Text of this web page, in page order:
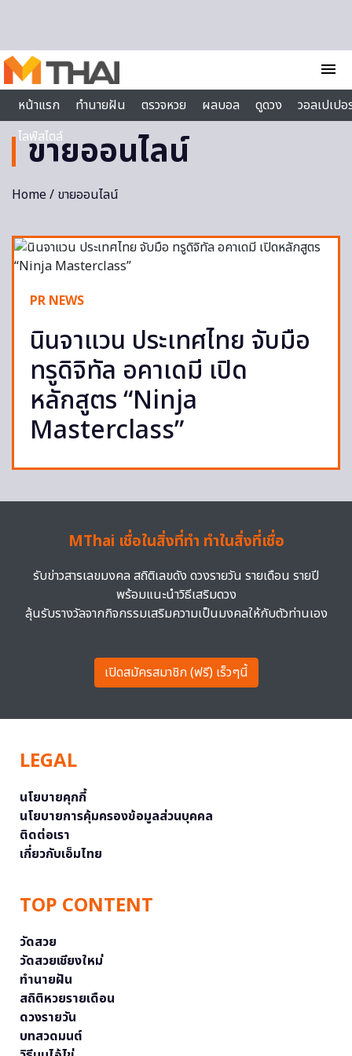
menu
หน้าแรก
ทำนายฝัน ตรวจหวย ผลบอล ดูดวง
วอลเปเป
ไลฟ์สไตล์
ขายออนไลน์
Home/ ขายออนไลน์
PR NEWS
นินจาแวน ประเทศไทย จับมือ
ทรูดิจิทัล อคาเดมี เปิด
หลักสูตร “Ninja
Masterclass”
MThai เชื่อในสิ่งที่ทำ ทำในสิ่งที่เชื่อ
รับข่าวสารเลขมงคล สถิติเลขดัง ดวงรายวัน รายเดือน รายปี
พร้อมแนะนำวิธีเสริมดวง
ลุ้นรับรางวัลจากกิจกรรมเสริมความเป็นมงคลให้กับตัวท่านเอง
เปิดสมัครสมาชิก (ฟรี) เร็วๆนี้
LEGAL
นโยบายคุกกี้
นโยบายการคุ้มครองข้อมูลส่วนบุคคล
ติดต่อเรา
เกี่ยวกับเอ็มไทย
TOP CONTENT
วัดสวย
วัดสวยเชียงใหม่
ทำนายฝัน
สถิติหวยรายเดือน
ดวงรายวัน
บทสวดมนต์